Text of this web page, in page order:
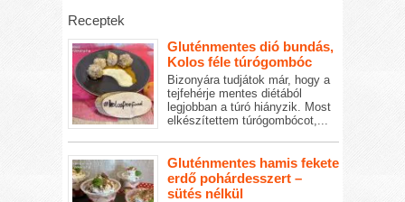
Receptek
Gluténmentes dió bundás,
Kolos féle túrógombóc
Bizonyára tudjátok már, hogy a
tejfehérje mentes diétából
legjobban a túró hiányzik. Most
elkészítettem túrógombócot,...
Gluténmentes hamis fekete
erdő pohárdesszert –
sütés nélkül